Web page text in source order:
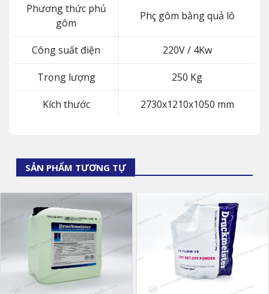
Phương thức phủ
gôm
Phç gôm bằng quả lô
Công suất điện 220V / 4Kw
Trọng lượng 250 Kg
Kích thước 2730x1210x1050 mm
SẢN PHẨM TƯƠNG TỰ